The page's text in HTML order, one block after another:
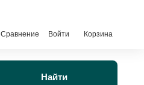
Сравнение Войти Корзина
Найти